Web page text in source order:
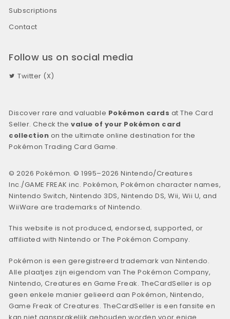
Subscriptions
Contact
Follow us on social media
Twitter (X)
Discover rare and valuable Pokémon cards at The Card
Seller. Check thevalue of your Pokémon card
collection on the ultimate online destination for the
Pokémon Trading Card Game.
© 2026 Pokémon. © 1995–2026 Nintendo/Creatures
Inc./GAME FREAK inc. Pokémon, Pokémon character names,
Nintendo Switch, Nintendo 3DS, Nintendo DS, Wii, Wii U, and
WiiWare are trademarks of Nintendo.
This website is not produced, endorsed, supported, or
affiliated with Nintendo or The Pokémon Company.
Pokémon is een geregistreerd trademark van Nintendo.
Alle plaatjes zijn eigendom van The Pokémon Company,
Nintendo, Creatures en Game Freak. TheCardSeller is op
geen enkele manier gelieerd aan Pokémon, Nintendo,
Game Freak of Creatures. TheCardSeller is een fansite en
kan niet aansprakelijk gehouden worden voor enige